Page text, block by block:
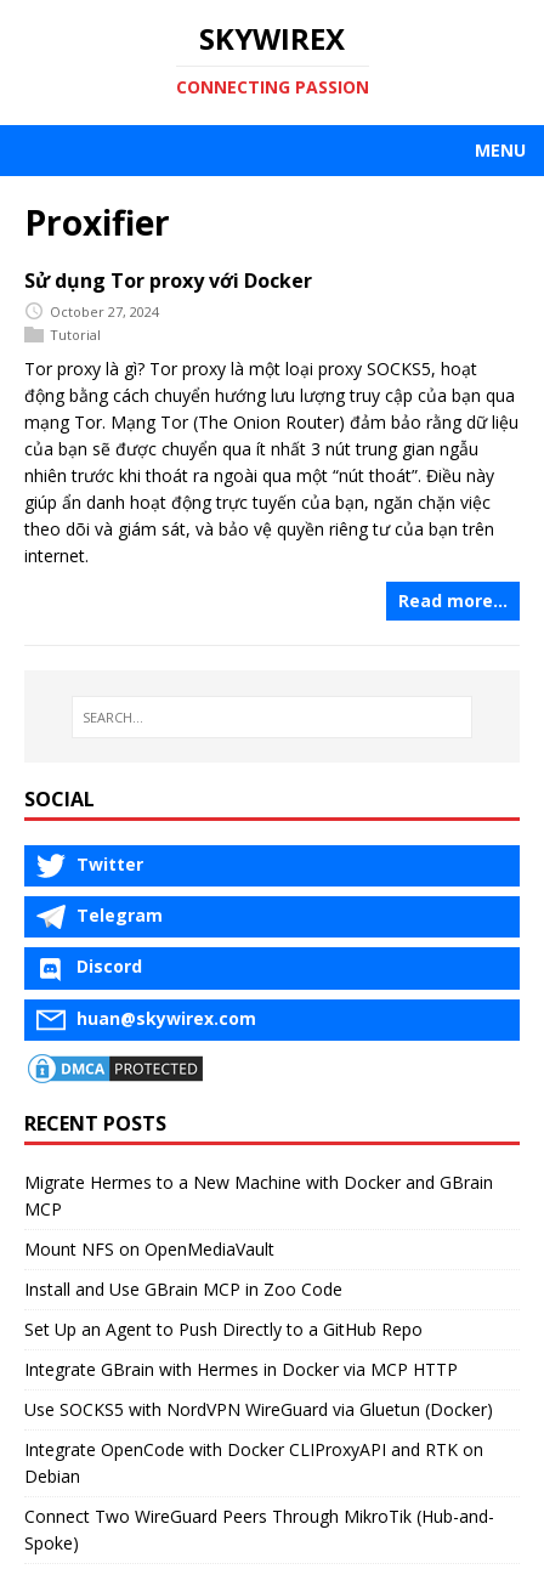
SKYWIREX
CONNECTING PASSION
MENU
Proxifier
Sử dụng Tor proxy với Docker
October 27, 2024
Tutorial
Tor proxy là gì? Tor proxy là một loại proxy SOCKS5, hoạt
động bằng cách chuyển hướng lưu lượng truy cập của bạn qua
mạng Tor. Mạng Tor (The Onion Router) đảm bảo rằng dữ liệu
của bạn sẽ được chuyển qua ít nhất 3 nút trung gian ngẫu
nhiên trước khi thoát ra ngoài qua một “nút thoát”. Điều này
giúp ẩn danh hoạt động trực tuyến của bạn, ngăn chặn việc
theo dõi và giám sát, và bảo vệ quyền riêng tư của bạn trên
internet.
Read more…
SOCIAL
Twitter
Telegram
Discord
huan@skywirex.com
RECENT POSTS
Migrate Hermes to a New Machine with Docker and GBrain
MCP
Mount NFS on OpenMediaVault
Install and Use GBrain MCP in Zoo Code
Set Up an Agent to Push Directly to a GitHub Repo
Integrate GBrain with Hermes in Docker via MCP HTTP
Use SOCKS5 with NordVPN WireGuard via Gluetun (Docker)
Integrate OpenCode with Docker CLIProxyAPI and RTK on
Debian
Connect Two WireGuard Peers Through MikroTik (Hub-and-
Spoke)